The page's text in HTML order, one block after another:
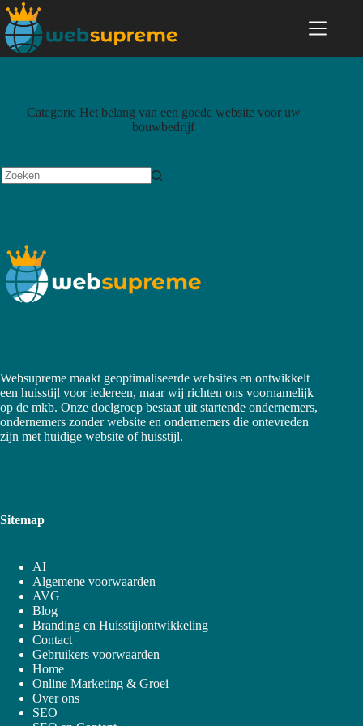
CategorieHet belang van een goede website voor uw
bouwbedrijf
Websupreme maakt geoptimaliseerde websites en ontwikkelt
een huisstijl voor iedereen, maar wij richten ons voornamelijk
op de mkb. Onze doelgroep bestaat uit startende ondernemers,
ondernemers zonder website en ondernemers die ontevreden
zijn met huidige website of huisstijl.
Sitemap
AI
Algemene voorwaarden
AVG
Blog
Branding en Huisstijlontwikkeling
Contact
Gebruikers voorwaarden
Home
Online Marketing & Groei
Over ons
SEO